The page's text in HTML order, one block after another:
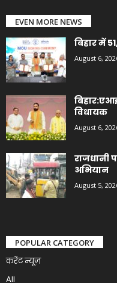
EVEN MORE NEWS
बिहार में
August 6,
विधायक
August 6,
राजधानी
अभियान
August 5,
POPULAR CATEGORY
करेंट न्यूज़
All